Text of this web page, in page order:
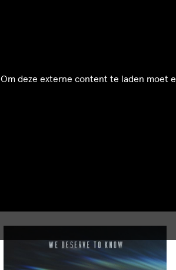
Om deze externe content te laden moet